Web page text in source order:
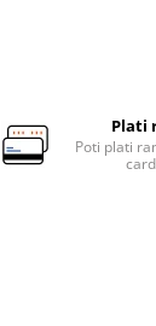
Plati
Poti plati